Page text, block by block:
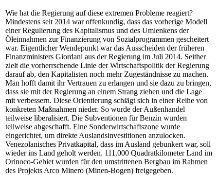
Wie hat die Regierung auf diese extremen Probleme reagiert?
Mindestens seit 2014 war offenkundig, dass das vorherige Modell
einer Regulierung des Kapitalismus und des Umlenkens der
Öleinnahmen zur Finanzierung von Sozialprogrammen gescheitert
war. Eigentlicher Wendepunkt war das Ausscheiden der früheren
Finanzministers Giordani aus der Regierung im Juli 2014. Seither
zielt die vorherrschende Linie der Wirtschaftspolitik der Regierung
darauf ab, den Kapitalisten noch mehr Zugeständnisse zu machen.
Man hofft damit ihr Vertrauen zu erlangen und sie dazu zu bringen,
dass sie mit der Regierung an einem Strang ziehen und die Lage
mit verbessern. Diese Orientierung schlägt sich in einer Reihe von
konkreten Maßnahmen nieder. So wurde der Außenhandel
teilweise liberalisiert. Die Subventionen für Benzin wurden
teilweise abgeschafft. Eine Sonderwirtschaftszone wurde
eingerichtet, um direkte Auslandsinvestitionen anzulocken.
Venezolanisches Privatkapital, dass im Ausland gebunkert war, soll
wieder ins Land geholt werden. 111.000 Quadratkilometer Land im
Orinoco-Gebiet wurden für den umstrittenen Bergbau im Rahmen
des Projekts Arco Minero (Minen-Bogen) freigegeben.